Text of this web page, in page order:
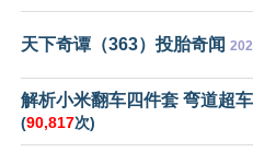
天下奇谭（363）投胎奇闻
解析小米翻车四件套 弯道超
(90,817次)